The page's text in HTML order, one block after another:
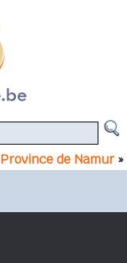
Province de Namur»